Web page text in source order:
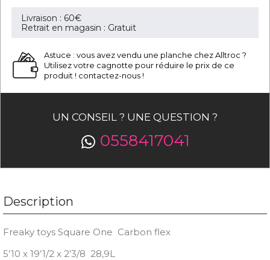
Livraison : 60€
Retrait en magasin : Gratuit
Astuce : vous avez vendu une planche chez Alltroc ?
Utilisez votre cagnotte pour réduire le prix de ce
produit ! contactez-nous !
UN CONSEIL ? UNE QUESTION ?
0558417041
Description
Freaky toys Square One Carbon flex
5’10 x 19’1/2 x 2’3/8 28,9L